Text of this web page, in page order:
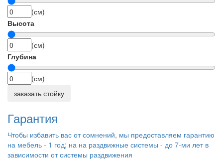
(см)
Высота
(см)
Глубина
(см)
заказать стойку
Гарантия
Чтобы избавить вас от сомнений, мы предоставляем гарантию
на мебель - 1 год; на на раздвижные системы - до 7-ми лет в
зависимости от системы раздвижения